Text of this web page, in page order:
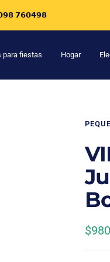
𝟬𝟵𝟴 𝟳𝟲𝟬𝟰𝟵𝟴
para fiestas Hogar
de